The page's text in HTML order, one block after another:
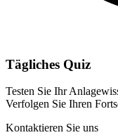
Tägliches Quiz
Testen Sie Ihr
Verfolgen Sie Ihren
Kontaktieren Sie uns